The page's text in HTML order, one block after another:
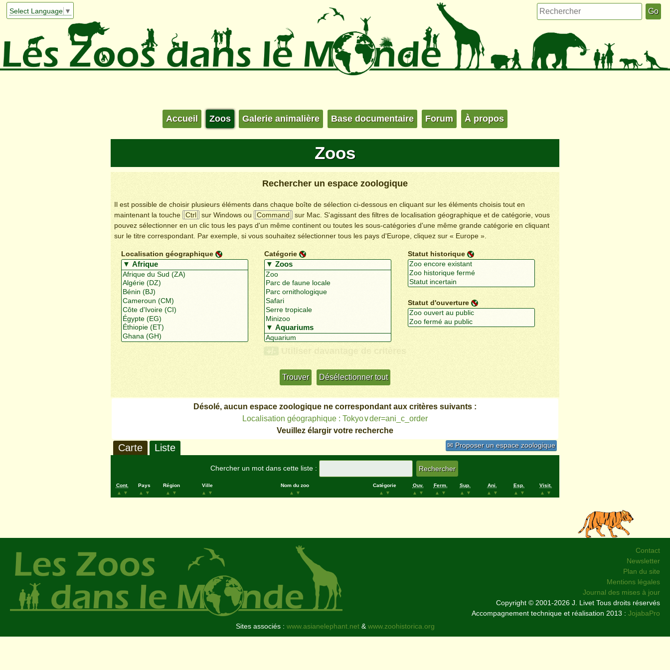
Select Language ▼
Accueil Zoos Galerie animalière Base documentaire Forum À propos
Zoos
Rechercher un espace zoologique
Il est possible de choisir plusieurs éléments dans chaque boîte de sélection ci-dessous en cliquant sur les éléments choisis tout en
maintenant la touche
Ctrl sur Windows ou Command
sur Mac. S'agissant des filtres de localisation géographique et de catégorie, vous
pouvez sélectionner en un clic tous les pays d'un même continent ou toutes les sous-catégories d'une même grande catégorie en cliquant
sur le titre correspondant. Par exemple, si vous souhaitez sélectionner tous les pays d'Europe, cliquez sur « Europe ».
Localisation géographique Catégorie Statut historique
Statut d'ouverture
+/- Utiliser davantage de critères
Désolé, aucun espace zoologique ne correspondant aux critères suivants :
Localisation géographique : Tokyo∨der=ani_c_order
Veuillez élargir votre recherche
✉ Proposer un espace zoologique
Carte Liste
Chercher un mot dans cette liste :
Cont.
▲
▼
Pays
▲
▼
Région
▲
▼
Ville
▲
▼
Nom du zoo
▲
▼
Catégorie
▲
▼
Ouv.
▲
▼
Ferm.
▲
▼
Sup.
▲
▼
Ani.
▲
▼
Esp.
▲
▼
Visit.
▲
▼
Contact
Newsletter
Plan du site
Mentions légales
Journal des mises à jour
Copyright © 2001-2026 J. Livet Tous droits réservés
Accompagnement technique et réalisation 2013 : JojabaPro
Sites associés : www.asianelephant.net&www.zoohistorica.org